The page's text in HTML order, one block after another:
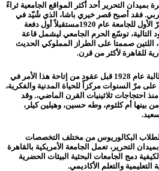
بميدان التحرير أحد أكثر المواقع الجامعية ثراءً
فقد أصبح قصر خيري باشا، الذي شُيّد في
ستينيات القرن التاسع عشر، المقرّ الأول للجامعة عام 1920مستقبلاً أول دفعة
التالية، توسّع الحرم الجامعي ليشمل قاعة
اللتين صممتا على الطراز المملوكي الحديث
للقاهرة لأكثر من قرن.
كما استقبل الحرم الجامعي أول طالبة عام 1928 قبل عقود من إتاحة هذا الأمر في
مرّ السنوات مركزاً للحياة المدنية والفكرية،
احتجاجات ثلاثينيات القرن الماضي،. وقد
أم كلثوم، وطه حسين، وهيلين كيلر،
سعيد.
لطلاب البكالوريوس من مختلف التخصصات
التحرير، تعمل الجامعة الأمريكية بالقاهرة
دمج الجامعات البحثية البيئات الحضرية
والتعلم الأكاديمي.